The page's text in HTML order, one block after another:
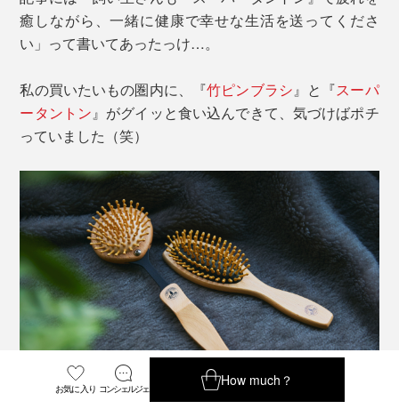
癒しながら、一緒に健康で幸せな生活を送ってくださ
い」って書いてあったっけ…。
私の買いたいもの圏内に、『竹ピンブラシ』と『スーパ
ータントン』がグイッと食い込んできて、気づけばポチ
っていました（笑）
お気に入り コンシェルジェ How much？